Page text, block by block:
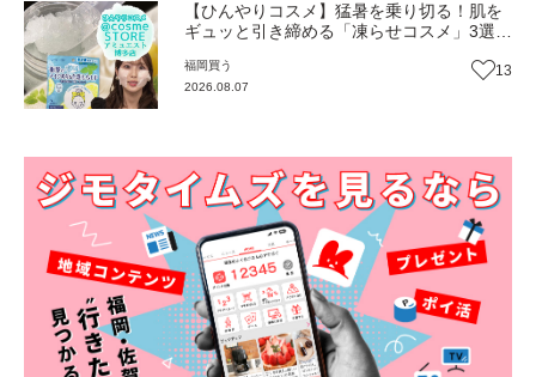
【ひんやりコスメ】猛暑を乗り切る！肌を
ギュッと引き締める「凍らせコスメ」3選
福岡 買う
2026.08.07
13